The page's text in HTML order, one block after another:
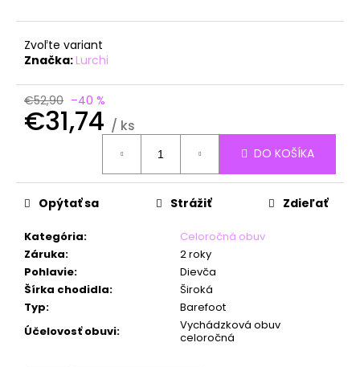
Zvoľte variant
Značka:Lurchi
€52,90 –40 %
€31,74 / ks
DO KOŠÍKA
Kategória:
Celoročná obuv
Záruka:
2 roky
Pohlavie:
Dievča
Šírka chodidla:
Široká
Typ:
Barefoot
Účelovosť obuvi:
Vychádzková obuv
celoročná
Opýtať sa Strážiť Zdieľať
O
d
p
o
m
e